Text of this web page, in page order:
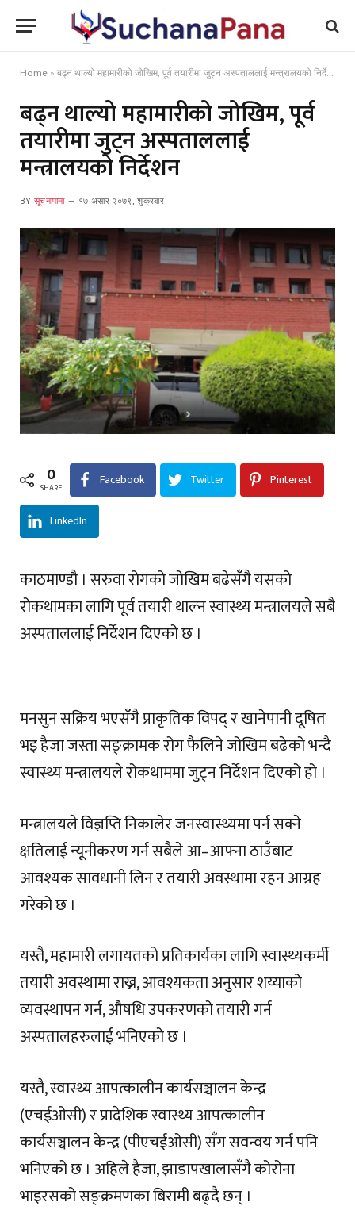
Home » बढ्न थाल्यो महामारीको जोखिम, पूर्व तयारीमा जुट्न अस्पताललाई मन्त्रालयको निर्देशन
बढ्न थाल्यो महामारीको जोखिम, पूर्व
तयारीमा जुट्न अस्पताललाई
मन्त्रालयको निर्देशन
BY सूचनापाना १७ असार २०७९, शुक्रबार
0
SHARE Facebook Twitter Pinterest
LinkedIn
काठमाण्डौ । सरुवा रोगको जोखिम बढेसँगै यसको
रोकथामका लागि पूर्व तयारी थाल्न स्वास्थ्य मन्त्रालयले सबै
अस्पताललाई निर्देशन दिएको छ ।
मनसुन सक्रिय भएसँगै प्राकृतिक विपद् र खानेपानी दूषित
भइ हैजा जस्ता सङ्क्रामक रोग फैलिने जोखिम बढेको भन्दै
स्वास्थ्य मन्त्रालयले रोकथाममा जुट्न निर्देशन दिएको हो ।
मन्त्रालयले विज्ञप्ति निकालेर जनस्वास्थ्यमा पर्न सक्ने
क्षतिलाई न्यूनीकरण गर्न सबैले आ–आफ्ना ठाउँबाट
आवश्यक सावधानी लिन र तयारी अवस्थामा रहन आग्रह
गरेको छ ।
यस्तै, महामारी लगायतको प्रतिकार्यका लागि स्वास्थ्यकर्मी
तयारी अवस्थामा राख्न, आवश्यकता अनुसार शय्याको
व्यवस्थापन गर्न, औषधि उपकरणको तयारी गर्न
अस्पतालहरुलाई भनिएको छ ।
यस्तै, स्वास्थ्य आपत्कालीन कार्यसञ्चालन केन्द्र
(एचईओसी) र प्रादेशिक स्वास्थ्य आपत्कालीन
कार्यसञ्चालन केन्द्र (पीएचईओसी) सँग सवन्वय गर्न पनि
भनिएको छ । अहिले हैजा, झाडापखालासँगै कोरोना
भाइरसको सङ्क्रमणका बिरामी बढ्दै छन् ।